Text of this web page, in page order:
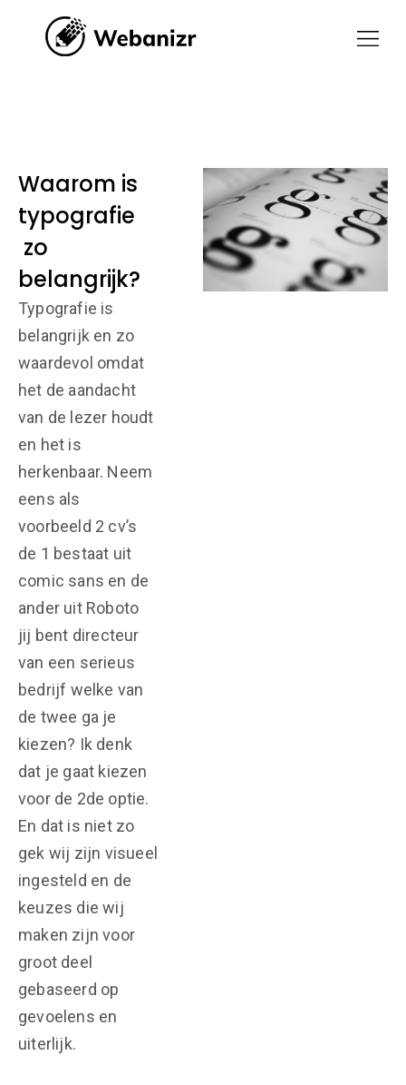
Waarom is
typografie
zo
belangrijk?
Typografie is
belangrijk en zo
waardevol omdat
het de aandacht
van de lezer houdt
en het is
herkenbaar. Neem
eens als
voorbeeld 2 cv’s
de 1 bestaat uit
comic sans en de
ander uit Roboto
jij bent directeur
van een serieus
bedrijf welke van
de twee ga je
kiezen? Ik denk
dat je gaat kiezen
voor de 2de optie.
En dat is niet zo
gek wij zijn visueel
ingesteld en de
keuzes die wij
maken zijn voor
groot deel
gebaseerd op
gevoelens en
uiterlijk.